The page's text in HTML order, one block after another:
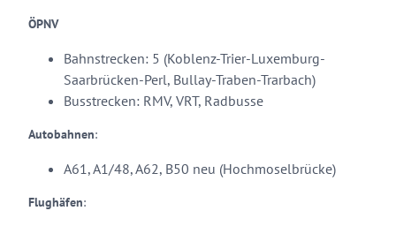
ÖPNV
Bahnstrecken: 5 (Koblenz-Trier-Luxemburg-
Saarbrücken-Perl, Bullay-Traben-Trarbach)
Busstrecken: RMV, VRT, Radbusse
Autobahnen:
A61, A1/48, A62, B50 neu (Hochmoselbrücke)
Flughäfen: